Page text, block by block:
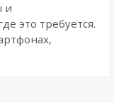
и
это требуется.